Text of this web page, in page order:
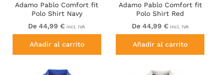
Adamo Pablo Comfort fit
Polo Shirt Navy
De 44,99 € incl. IVA
Añadir al carrito
Adamo Pablo Comfort fit
Polo Shirt Red
De 44,99 € incl. IVA
Añadir al carrito